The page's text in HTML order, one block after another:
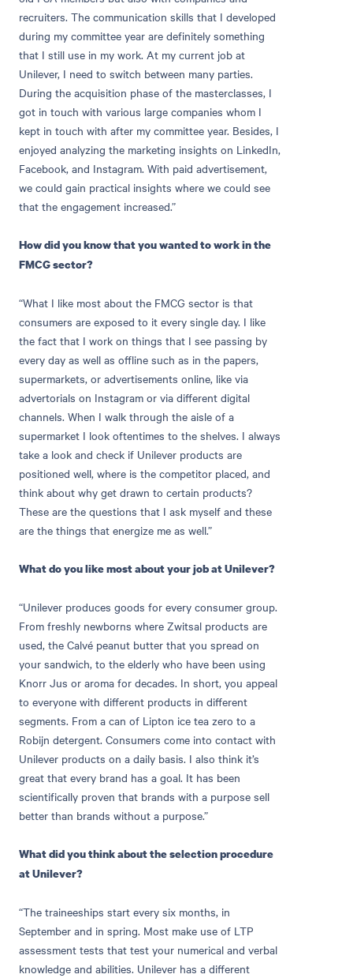
recruiters. The communication skills that I developed
during my committee year are definitely something
that I still use in my work. At my current job at
Unilever, I need to switch between many parties.
During the acquisition phase of the masterclasses, I
got in touch with various large companies whom I
kept in touch with after my committee year. Besides, I
enjoyed analyzing the marketing insights on LinkedIn,
Facebook, and Instagram. With paid advertisement,
we could gain practical insights where we could see
that the engagement increased.”
How did you know that you wanted to work in the
FMCG sector?
“What I like most about the FMCG sector is that
consumers are exposed to it every single day. I like
the fact that I work on things that I see passing by
every day as well as offline such as in the papers,
supermarkets, or advertisements online, like via
advertorials on Instagram or via different digital
channels. When I walk through the aisle of a
supermarket I look oftentimes to the shelves. I always
take a look and check if Unilever products are
positioned well, where is the competitor placed, and
think about why get drawn to certain products?
These are the questions that I ask myself and these
are the things that energize me as well.”
What do you like most about your job at Unilever?
“Unilever produces goods for every consumer group.
From freshly newborns where Zwitsal products are
used, the Calvé peanut butter that you spread on
your sandwich, to the elderly who have been using
Knorr Jus or aroma for decades. In short, you appeal
to everyone with different products in different
segments. From a can of Lipton ice tea zero to a
Robijn detergent. Consumers come into contact with
Unilever products on a daily basis. I also think it’s
great that every brand has a goal. It has been
scientifically proven that brands with a purpose sell
better than brands without a purpose.”
What did you think about the selection procedure
at Unilever?
“The traineeships start every six months, in
September and in spring. Most make use of LTP
assessment tests that test your numerical and verbal
knowledge and abilities. Unilever has a different